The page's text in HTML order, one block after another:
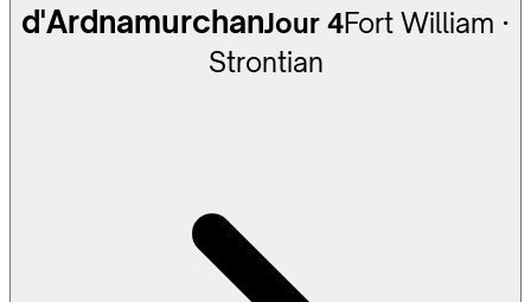
d'ArdnamurchanJour 4Fort William ·
Strontian